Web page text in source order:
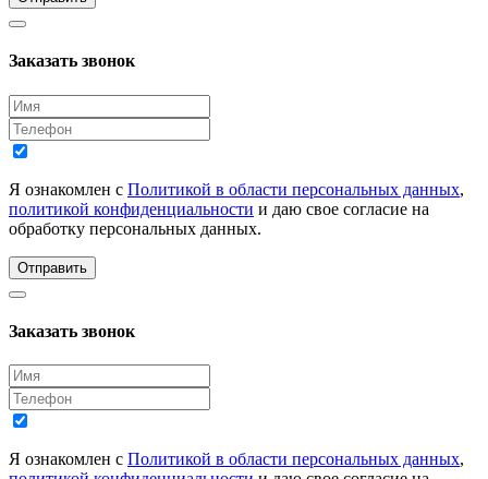
Заказать звонок
Я ознакомлен с Политикой в области персональных данных,
политикой конфиденциальности и даю свое согласие на
обработку персональных данных.
Отправить
Заказать звонок
Я ознакомлен с Политикой в области персональных данных,